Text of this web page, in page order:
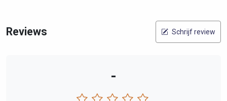
Reviews Schrijf review
-